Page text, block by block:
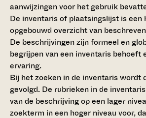
aanwijzingen voor het gebruik
De inventaris of plaatsingslijst is een
opgebouwd overzicht van
De beschrijvingen zijn formeel en
begrijpen van een inventaris behoeft
ervaring.
Bij het zoeken in de inventaris wordt
gevolgd. De rubrieken in de
van de beschrijving op een lager
zoekterm in een hoger niveau voor,